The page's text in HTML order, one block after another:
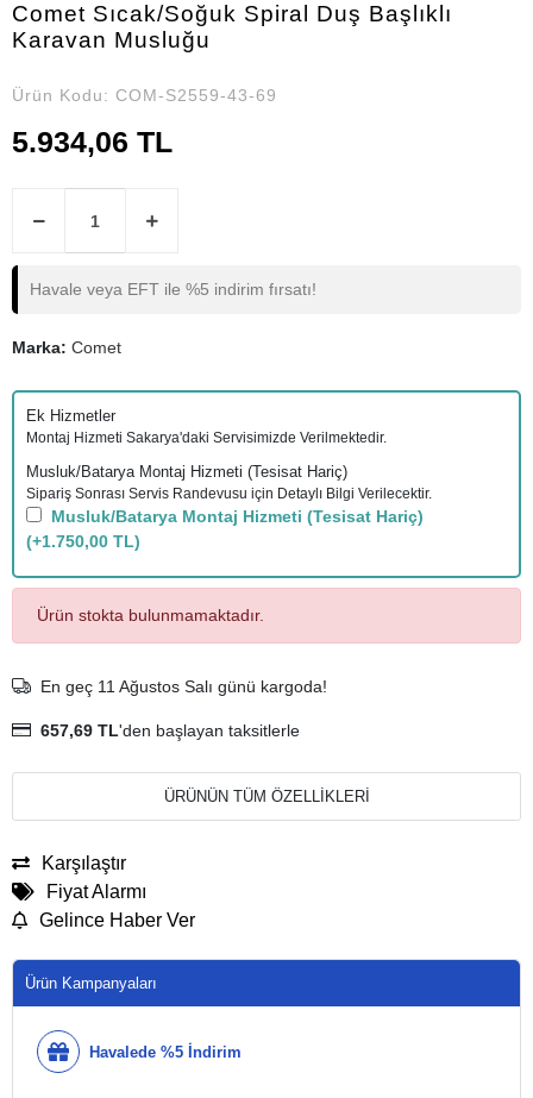
Comet Sıcak/Soğuk Spiral Duş Başlıklı
Karavan Musluğu
Ürün Kodu: COM-S2559-43-69
5.934,06 TL
Havale veya EFT ile %5 indirim fırsatı!
Marka: Comet
Ek Hizmetler
Montaj Hizmeti Sakarya'daki Servisimizde Verilmektedir.
Musluk/Batarya Montaj Hizmeti (Tesisat Hariç)
Sipariş Sonrası Servis Randevusu için Detaylı Bilgi Verilecektir.
Musluk/Batarya Montaj Hizmeti (Tesisat Hariç)
(+1.750,00 TL)
Ürün stokta bulunmamaktadır.
En geç 11 Ağustos Salı günü kargoda!
657,69 TL'den başlayan taksitlerle
ÜRÜNÜN TÜM ÖZELLİKLERİ
Karşılaştır
Fiyat Alarmı
Gelince Haber Ver
Ürün Kampanyaları
Havalede %5 İndirim